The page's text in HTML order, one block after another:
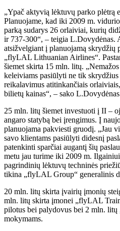
„Ypač aktyvią lėktuvų parko plėtrą
Planuojame, kad iki 2009 m.
parką sudarys 26 orlaiviai, kurių
ir 737-300“, – teigia L.Dovydėnas.
atsižvelgiant į planuojamą skrydžių
„flyLAL Lithuanian Airlines“.
šiemet skirta 15 mln. litų.
keleiviams pasiūlyti ne tik skrydžius
reikalavimus atitinkančiais
bilietų kainas“, – sako
25 mln. litų šiemet investuoti į II –
angaro statybą bei įrengimus. Į
planuojama pakviesti gruodį. „Jau
savo klientams pasiūlyti didesnį
patenkinti sparčiai augantį šių
metu jau turime iki 2009 m.
pagrindinių lėktuvų techninės
tikina „flyLAL Group“ generalinis
20 mln. litų skirta įvairių įmonių
mln. litų skirta įmonei „flyLAL
pilotus bei palydovus bei 2 mln.
mokymams.